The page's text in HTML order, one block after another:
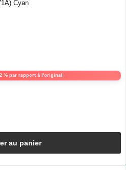
Cyan
% par rapport à l'original
au panier